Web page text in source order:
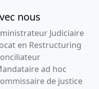
nous
Judiciaire
en Restructuring
ad hoc
de justice